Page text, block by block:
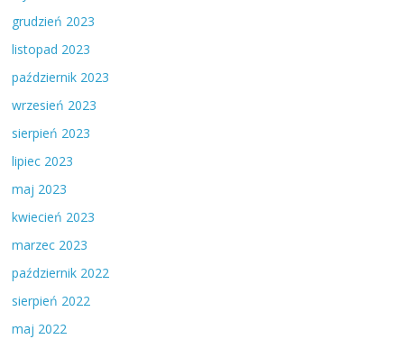
grudzień 2023
listopad 2023
październik 2023
wrzesień 2023
sierpień 2023
lipiec 2023
maj 2023
kwiecień 2023
marzec 2023
październik 2022
sierpień 2022
maj 2022